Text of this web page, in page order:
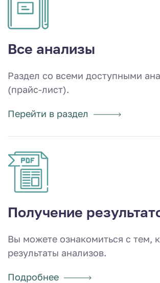
Все анализы
Раздел со всеми доступными
(прайс-лист).
Перейти в раздел
Получение
Вы можете ознакомиться с тем,
результаты анализов.
Подробнее